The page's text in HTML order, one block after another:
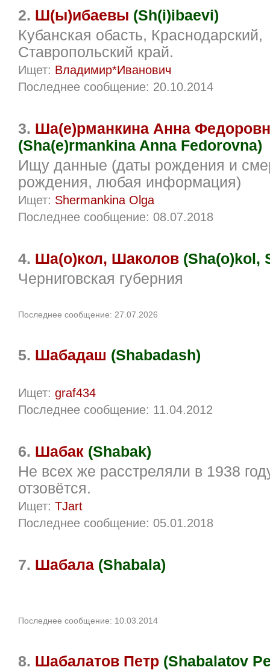
2. Ш(ы)ибаевы (Sh(i)ibaevi)
Кубанская обасть, Краснодарский,
Ставропольский край.
Ищет: Владимир*Иванович
Последнее сообщение: 20.10.2014
3. Ша(е)рманкина Анна
(Sha(e)rmankina Anna Fedorovna)
Ищу данные (даты рождения и
рождения, любая информация)
Ищет: Shermankina Olga
Последнее сообщение: 08.07.2018
4. Ша(о)кол, Шаколов (Sha(o)kol,
Черниговская губерния
Последнее сообщение: 27.07.2026
5. Шабадаш (Shabadash)
Ищет: graf434
Последнее сообщение: 11.04.2012
6. Шабак (Shabak)
Не всех же расстреляли в 1938
отзовётся.
Ищет: TJart
Последнее сообщение: 05.01.2018
7. Шабала (Shabala)
Последнее сообщение: 10.03.2014
8. Шабалатов Петр (Shabalatov